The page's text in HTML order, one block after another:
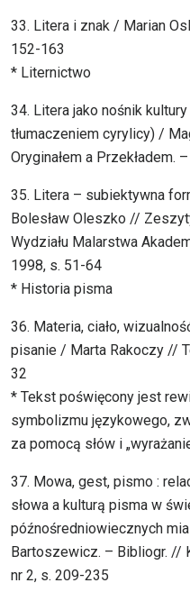
33. Litera i znak / Marian
152-163
* Liternictwo
34. Litera jako nośnik
tłumaczeniem cyrylicy) /
Oryginałem a Przekładem.
35. Litera – subiektywna
Bolesław Oleszko //
Wydziału Malarstwa
1998, s. 51-64
* Historia pisma
36. Materia, ciało,
pisanie / Marta Rakoczy //
32
* Tekst poświęcony jest
symbolizmu językowego,
za pomocą słów i
37. Mowa, gest, pismo :
słowa a kulturą pisma w
późnośredniowiecznych
Bartoszewicz. – Bibliogr. //
nr 2, s. 209-235